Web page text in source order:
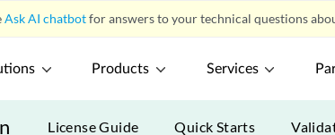
Ask AI chatbotfor answers to your technical questions
Products Services
License Guide Quick Starts